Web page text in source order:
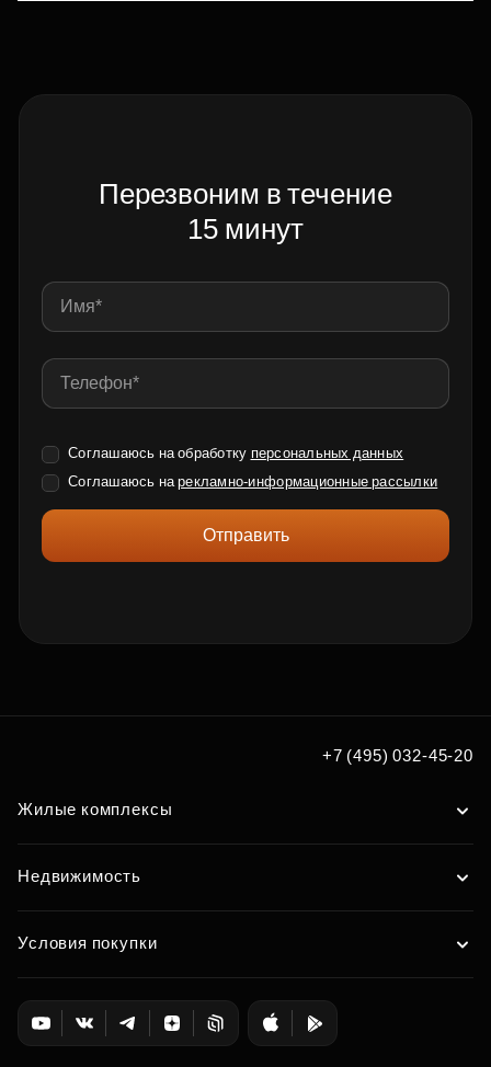
Перезвоним в течение
15 минут
Соглашаюсь на обработку персональных данных
Соглашаюсь нарекламно-информационные рассылки
Отправить
+7 (495) 032-45-20
Жилые комплексы
Недвижимость
Условия покупки